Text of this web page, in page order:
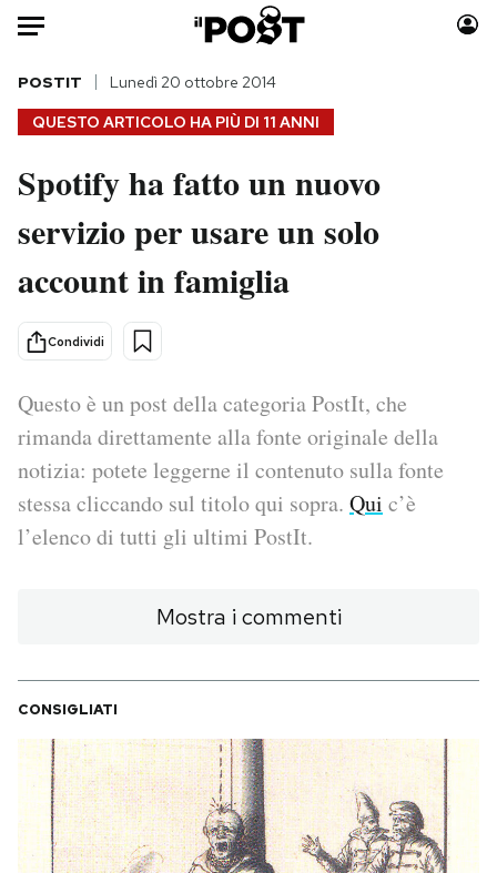
Auto
HOME
Italia
Politica
Tecnologia
Scienza
Economia
Sport
Moda
Consumismi
Storie/Idee
Altrecose
Mondiali calcio 2026
PODCAST
NEWSLETTER
I MIEI PREFERITI
SHOP
CALENDARIO
QUESTO ARTICOLO HA PIÙ DI 11 ANNI
POSTIT Lunedì 20 ottobre 2014
Spotify ha fatto un nuovo
servizio per usare un solo
account in famiglia
Condividi
Questo è un post della categoria PostIt, che
rimanda direttamente alla fonte originale della
notizia: potete leggerne il contenuto sulla fonte
stessa cliccando sul titolo qui sopra. Qui c’è
l’elenco di tutti gli ultimi PostIt.
Mostra i commenti
CONSIGLIATI